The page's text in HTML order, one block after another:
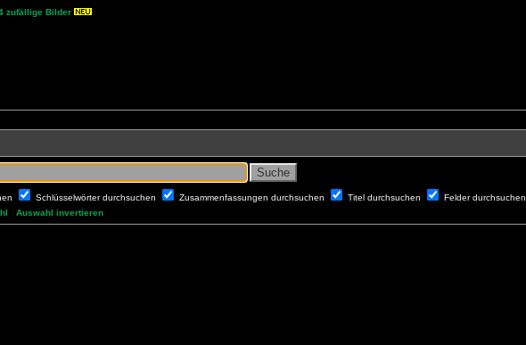
zufällige Bilder
Schlüsselwörter durchsuchen Zusammenfassungen durchsuchen Titel durchsuchen
Felder durchsuchen
Auswahl invertieren